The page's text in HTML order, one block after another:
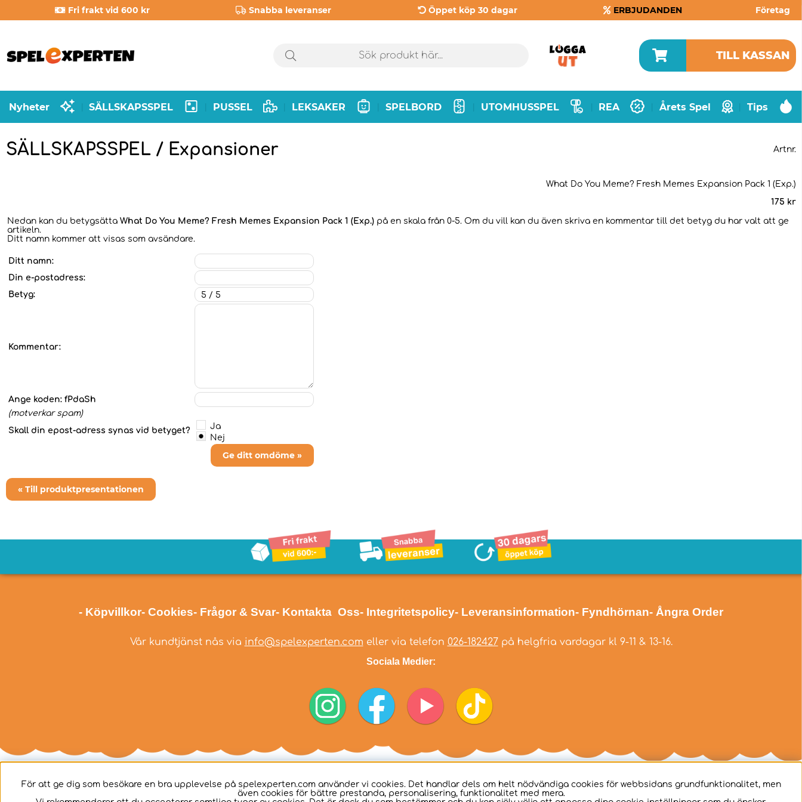
Fri frakt vid 600 kr Snabba leveranser Öppet köp 30 dagar ERBJUDANDEN Företag
TILL KASSAN
Nyheter SÄLLSKAPSSPEL PUSSEL LEKSAKER SPELBORD UTOMHUSSPEL REA Årets Spel Tips
SÄLLSKAPSSPEL / Expansioner Artnr.
What Do You Meme? Fresh Memes Expansion Pack 1 (Exp.)
175 kr
Nedan kan du betygsätta What Do You Meme? Fresh Memes Expansion Pack 1 (Exp.) på en skala från 0-5. Om du vill kan du även skriva en kommentar till det betyg du har valt att ge
artikeln.
Ditt namn kommer att visas som avsändare.
Ditt namn:
Din e-postadress:
Betyg:
Kommentar:
Ange koden: fPdaSh
(motverkar spam)
Skall din epost-adress synas vid betyget?
Ja
Nej
Ge ditt omdöme »
« Till produktpresentationen
- Köpvillkor- Cookies- Frågor & Svar- Kontakta Oss- Integritetspolicy- Leveransinformation- Fyndhörnan- Ångra Order
Vår kundtjänst nås via info@spelexperten.com eller via telefon 026-182427på helgfria vardagar kl 9-11 & 13-16.
Sociala Medier:
För att ge dig som besökare en bra upplevelse på spelexperten.com använder vi cookies. Det handlar dels om helt nödvändiga cookies för webbsidans grundfunktionalitet, men
även cookies för bättre prestanda, personalisering, funktionalitet med mera.